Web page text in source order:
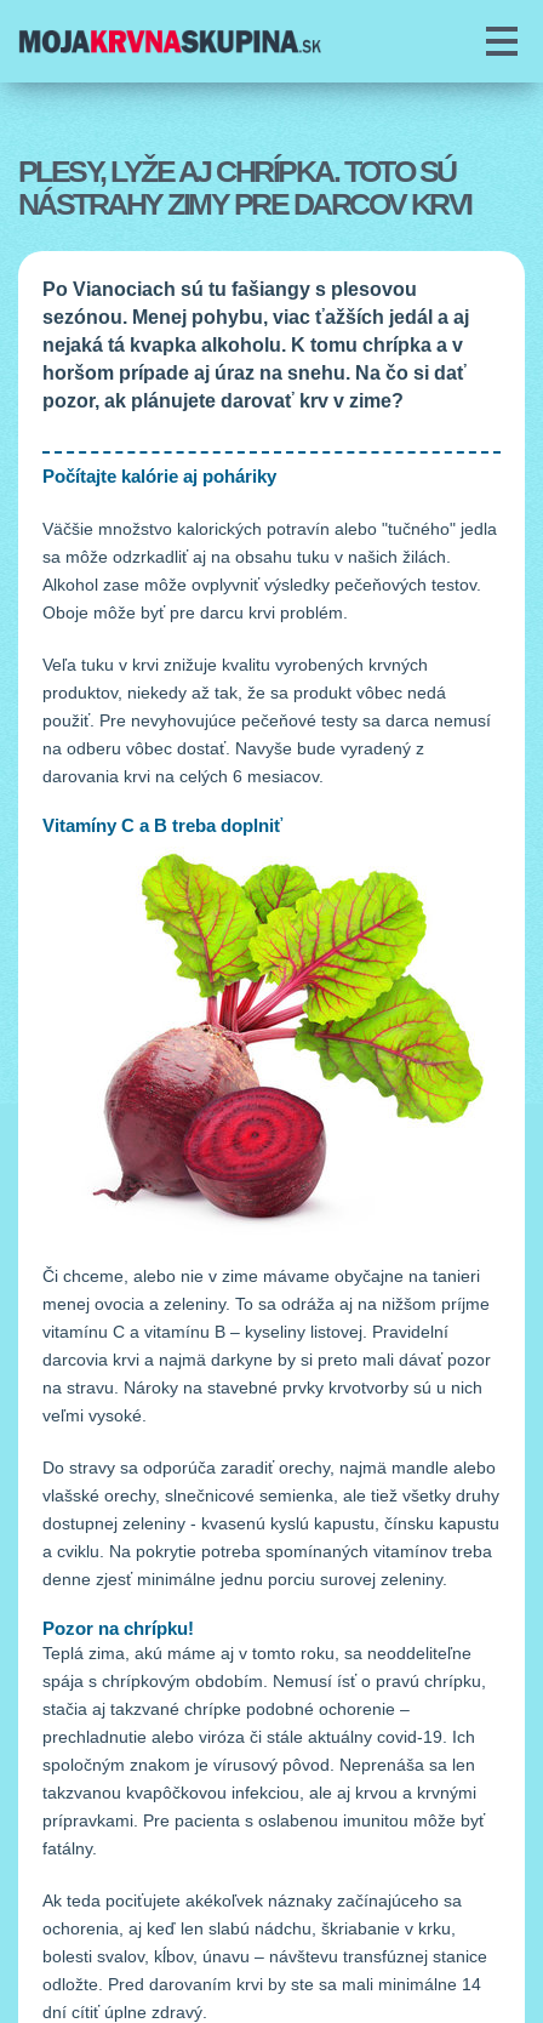
O KRVI
DAROVANIE KRVI
ČLÁNKY
COOKIES
PLESY, LYŽE AJ CHRÍPKA. TOTO SÚ
NÁSTRAHY ZIMY PRE DARCOV KRVI
Po Vianociach sú tu fašiangy s plesovou
sezónou. Menej pohybu, viac ťažších jedál a aj
nejaká tá kvapka alkoholu. K tomu chrípka a v
horšom prípade aj úraz na snehu. Na čo si dať
pozor, ak plánujete darovať krv v zime?
Počítajte kalórie aj poháriky
Väčšie množstvo kalorických potravín alebo "tučného" jedla
sa môže odzrkadliť aj na obsahu tuku v našich žilách.
Alkohol zase môže ovplyvniť výsledky pečeňových testov.
Oboje môže byť pre darcu krvi problém.
Veľa tuku v krvi znižuje kvalitu vyrobených krvných
produktov, niekedy až tak, že sa produkt vôbec nedá
použiť. Pre nevyhovujúce pečeňové testy sa darca nemusí
na odberu vôbec dostať. Navyše bude vyradený z
darovania krvi na celých 6 mesiacov.
Vitamíny C a B treba doplniť
Či chceme, alebo nie v zime mávame obyčajne na tanieri
menej ovocia a zeleniny. To sa odráža aj na nižšom príjme
vitamínu C a vitamínu B – kyseliny listovej. Pravidelní
darcovia krvi a najmä darkyne by si preto mali dávať pozor
na stravu. Nároky na stavebné prvky krvotvorby sú u nich
veľmi vysoké.
Do stravy sa odporúča zaradiť orechy, najmä mandle alebo
vlašské orechy, slnečnicové semienka, ale tiež všetky druhy
dostupnej zeleniny - kvasenú kyslú kapustu, čínsku kapustu
a cviklu. Na pokrytie potreba spomínaných vitamínov treba
denne zjesť minimálne jednu porciu surovej zeleniny.
Pozor na chrípku!
Teplá zima, akú máme aj v tomto roku, sa neoddeliteľne
spája s chrípkovým obdobím. Nemusí ísť o pravú chrípku,
stačia aj takzvané chrípke podobné ochorenie –
prechladnutie alebo viróza či stále aktuálny covid-19. Ich
spoločným znakom je vírusový pôvod. Neprenáša sa len
takzvanou kvapôčkovou infekciou, ale aj krvou a krvnými
prípravkami. Pre pacienta s oslabenou imunitou môže byť
fatálny.
Ak teda pociťujete akékoľvek náznaky začínajúceho sa
ochorenia, aj keď len slabú nádchu, škriabanie v krku,
bolesti svalov, kĺbov, únavu – návštevu transfúznej stanice
odložte. Pred darovaním krvi by ste sa mali minimálne 14
dní cítiť úplne zdravý.